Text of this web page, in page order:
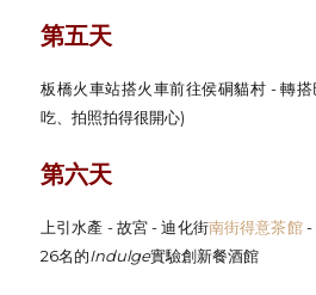
第五天
板橋火車站搭火車前往侯硐貓村 - 轉
吃、拍照拍得很開心)
第六天
上引水產 - 故宮 - 迪化街南街得意茶館-
26名的Indulge實驗創新餐酒館